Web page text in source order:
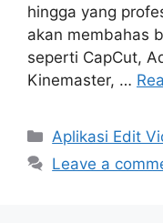
hingga yang
akan membahas
seperti CapCut,
Kinemaster, …
Categories
Aplikasi Edit
Leave a